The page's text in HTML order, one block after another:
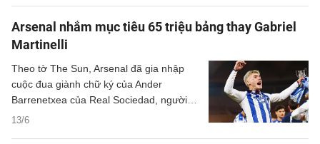
Arsenal nhắm mục tiêu 65 triệu bảng thay Gabriel
Martinelli
13/6
Theo tờ The Sun, Arsenal đã gia nhập
cuộc đua giành chữ ký của Ander
Barrenetxea của Real Sociedad, người
cũng được Chelsea và MU quan tâm.